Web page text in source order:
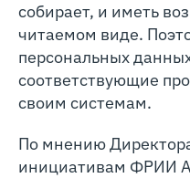
собирает, и иметь
читаемом виде.
персональных
соответствующие
своим системам.
По мнению
инициативам ФРИИ